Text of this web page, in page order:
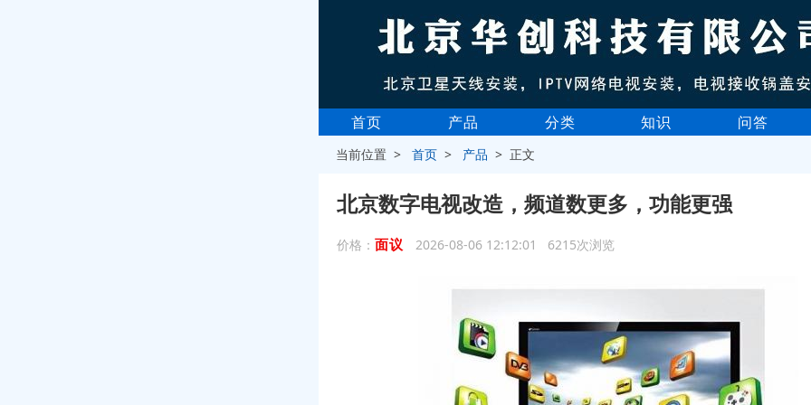
首页 产品 分类 知识 问答
当前位置 >首页 > 产品 > 正文
北京数字电视改造，频道数更多，功能更强
价格： 面议 2026-08-06 12:12:01 6215次浏览